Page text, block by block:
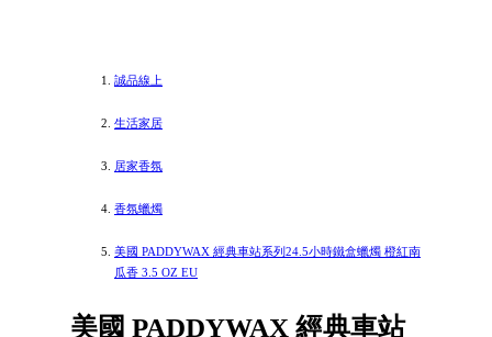
誠品線上
生活家居
居家香氛
香氛蠟燭
美國 PADDYWAX 經典車站系列24.5小時鐵盒蠟燭 橙紅南
瓜香 3.5 OZ EU
美國 PADDYWAX 經典車站